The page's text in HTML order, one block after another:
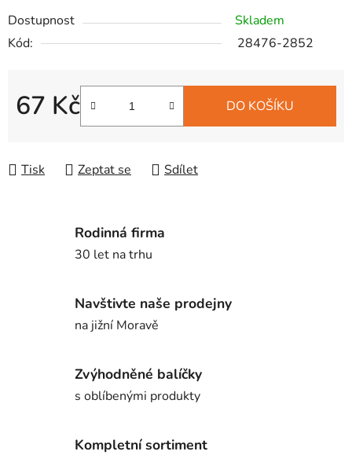
Dostupnost
Skladem
Kód:
28476-2852
67 Kč
Měrná cena:
DO KOŠÍKU
Tisk Zeptat se Sdílet
Rodinná firma
30 let na trhu
Navštivte naše prodejny
na jižní Moravě
Zvýhodněné balíčky
s oblíbenými produkty
Kompletní sortiment